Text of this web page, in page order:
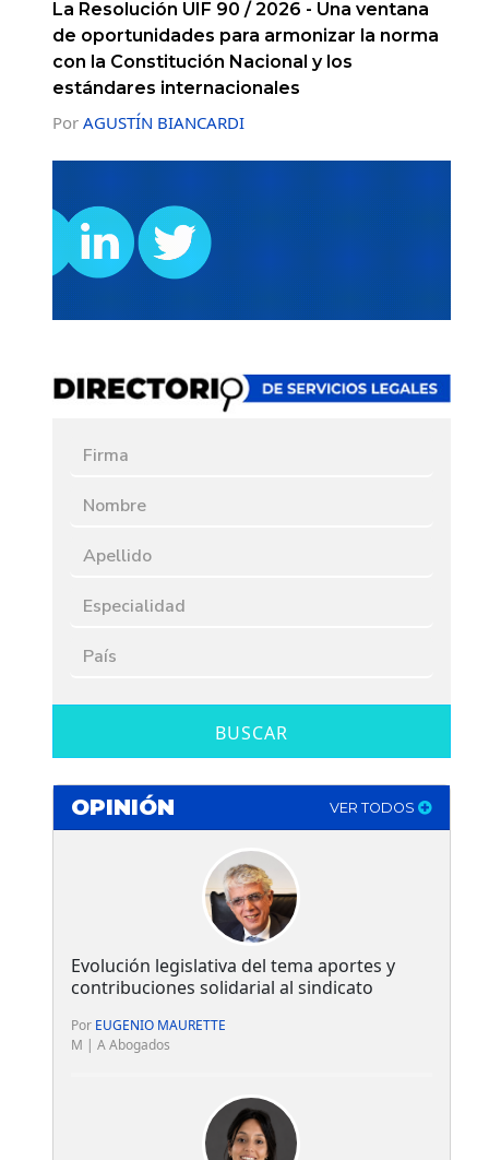
La Resolución UIF 90 / 2026 - Una ventana
de oportunidades para armonizar la norma
con la Constitución Nacional y los
estándares internacionales
Por AGUSTÍN BIANCARDI
BUSCAR
OPINIÓN VER TODOS
Evolución legislativa del tema aportes y
contribuciones solidarial al sindicato
Por EUGENIO MAURETTE
M | A Abogados